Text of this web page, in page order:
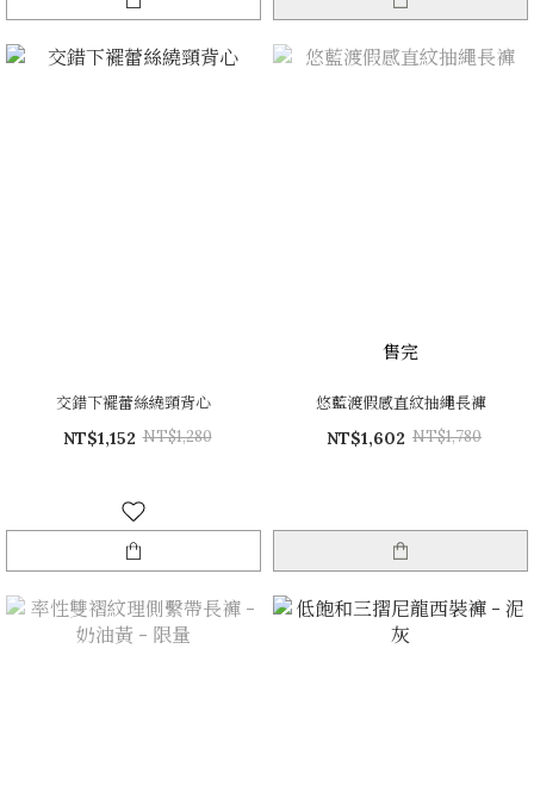
交錯下襬蕾絲繞頸背心
NT$1,152 NT$1,280
售完
悠藍渡假感直紋抽繩長褲
NT$1,602 NT$1,780